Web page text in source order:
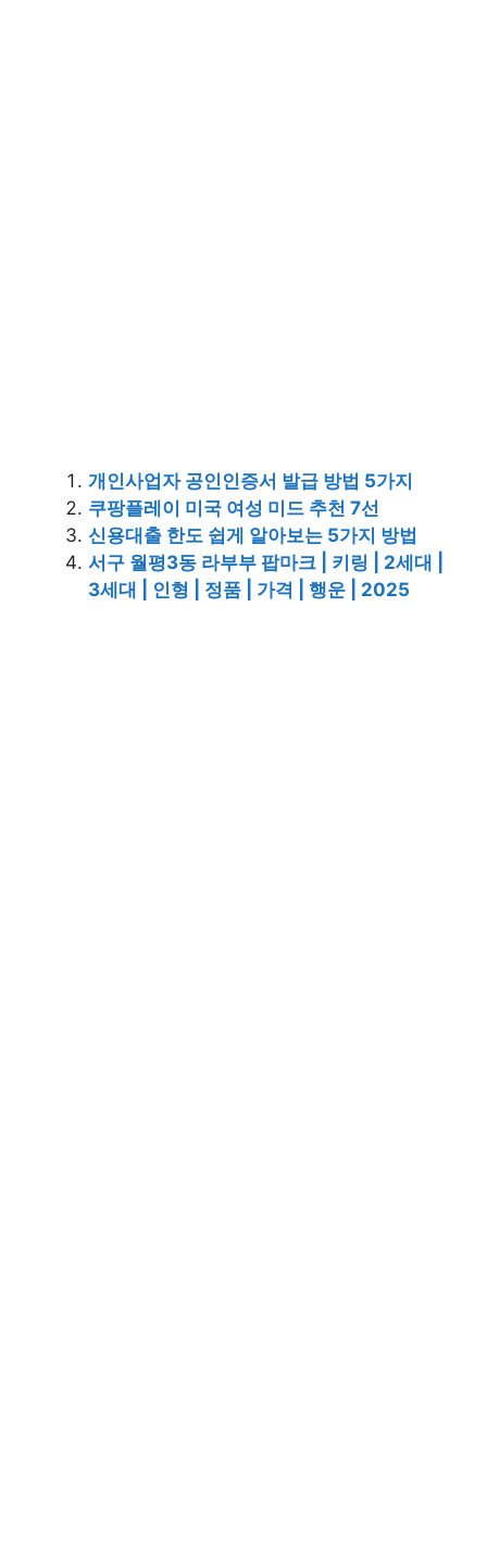
개인사업자 공인인증서 발급 방법 5가지
쿠팡플레이 미국 여성 미드 추천 7선
신용대출 한도 쉽게 알아보는 5가지 방법
서구 월평3동 라부부 팝마크 | 키링 | 2세대 |
3세대 | 인형 | 정품 | 가격 | 행운 | 2025